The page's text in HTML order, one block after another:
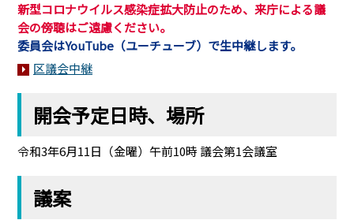
新型コロナウイルス感染症拡大防止のため、来庁による議
会の傍聴はご遠慮ください。
委員会はYouTube（ユーチューブ）で生中継します。
区議会中継
開会予定日時、場所
令和3年6月11日（金曜）午前10時 議会第1会議室
議案